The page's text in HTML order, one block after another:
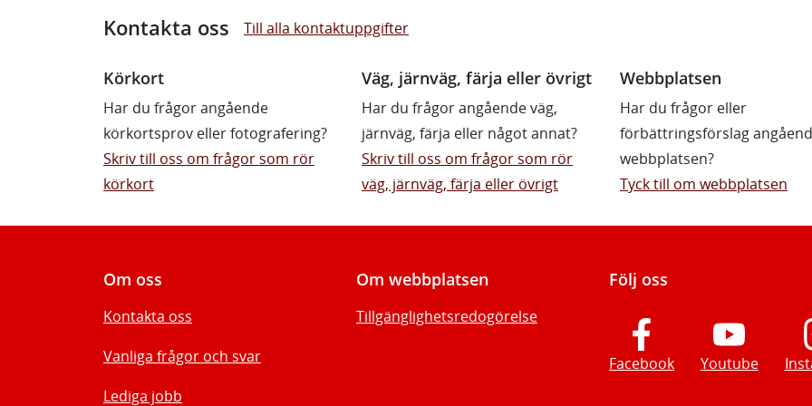
Kontakta oss Till alla kontaktuppgifter
Körkort
Har du frågor angående
körkortsprov eller fotografering?
Skriv till oss om frågor som rör
körkort
Väg, järnväg, färja eller övrigt
Har du frågor angående väg,
järnväg, färja eller något annat?
Skriv till oss om frågor som rör
väg, järnväg, färja eller övrigt
Webbplatsen
Har du frågor eller
förbättringsförslag
webbplatsen?
Tyck till om webbplatsen
Om oss
Kontakta oss
Vanliga frågor och svar
Lediga jobb
Om webbplatsen
Tillgänglighetsredogörelse
Följ oss
Facebook Youtube